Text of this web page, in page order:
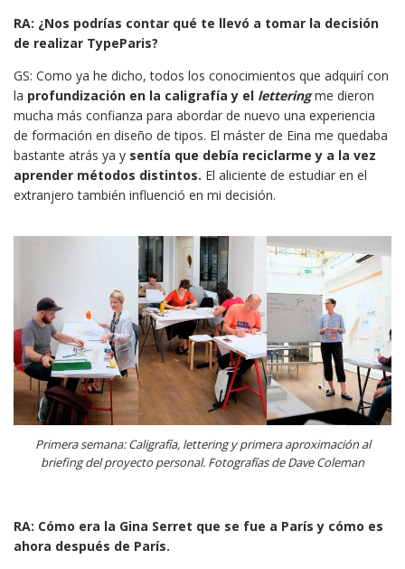
RA: ¿Nos podrías contar qué te llevó a tomar la decisión
de realizar TypeParis?
GS: Como ya he dicho, todos los conocimientos que adquirí con
la profundización en la caligrafía y el letteringme dieron
mucha más confianza para abordar de nuevo una experiencia
de formación en diseño de tipos. El máster de Eina me quedaba
bastante atrás ya y sentía que debía reciclarme y a la vez
aprender métodos distintos. El aliciente de estudiar en el
extranjero también influenció en mi decisión.
Primera semana: Caligrafía, lettering y primera aproximación al
briefing del proyecto personal. Fotografías de Dave Coleman
RA: Cómo era la Gina Serret que se fue a París y cómo es
ahora después de París.